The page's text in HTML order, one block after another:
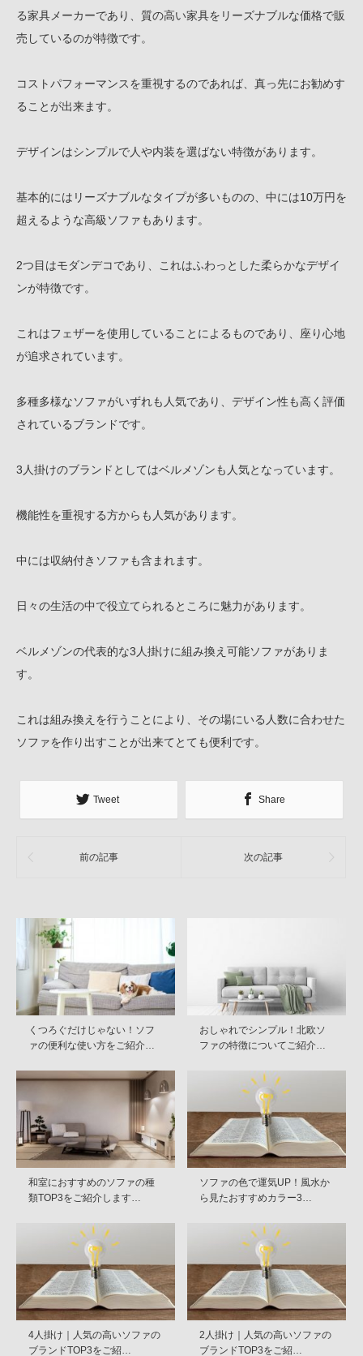
る家具メーカーであり、質の高い家具をリーズナブルな価格で販
売しているのが特徴です。
コストパフォーマンスを重視するのであれば、真っ先にお勧めす
ることが出来ます。
デザインはシンプルで人や内装を選ばない特徴があります。
基本的にはリーズナブルなタイプが多いものの、中には10万円を
超えるような高級ソファもあります。
2つ目はモダンデコであり、これはふわっとした柔らかなデザイ
ンが特徴です。
これはフェザーを使用していることによるものであり、座り心地
が追求されています。
多種多様なソファがいずれも人気であり、デザイン性も高く評価
されているブランドです。
3人掛けのブランドとしてはベルメゾンも人気となっています。
機能性を重視する方からも人気があります。
中には収納付きソファも含まれます。
日々の生活の中で役立てられるところに魅力があります。
ベルメゾンの代表的な3人掛けに組み換え可能ソファがありま
す。
これは組み換えを行うことにより、その場にいる人数に合わせた
ソファを作り出すことが出来てとても便利です。
Tweet Share
前の記事 次の記事
くつろぐだけじゃない！ソフ
ァの便利な使い方をご紹介…
おしゃれでシンプル！北欧ソ
ファの特徴についてご紹介…
和室におすすめのソファの種
類TOP3をご紹介します…
ソファの色で運気UP！風水か
ら見たおすすめカラー3…
4人掛け｜人気の高いソファの
ブランドTOP3をご紹…
2人掛け｜人気の高いソファの
ブランドTOP3をご紹…